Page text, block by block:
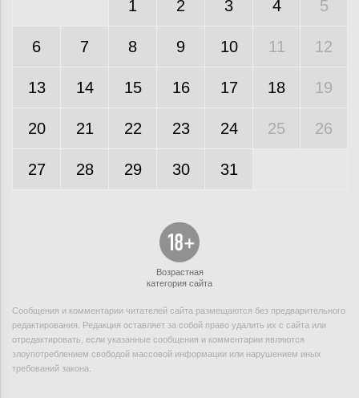
1 2 3 4 5
6 7 8 9 10 11 12
13 14 15 16 17 18 19
20 21 22 23 24 25 26
27 28 29 30 31
Возрастная
категория сайта
Сообщения и комментарии читателей сайта размещаются без предварительного
редактирования. Редакция оставляет за собой право удалить их с сайта или
отредактировать, если указанные сообщения и комментарии являются
злоупотреблением свободой массовой информации или нарушением иных
требований закона.